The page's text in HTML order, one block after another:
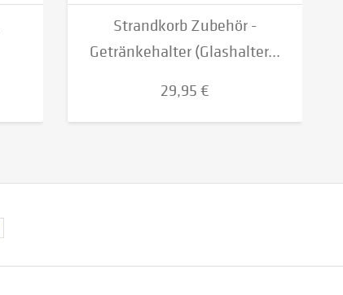
Strandkorb Zubehör -
Getränkehalter (Glashalter...
29,95 €